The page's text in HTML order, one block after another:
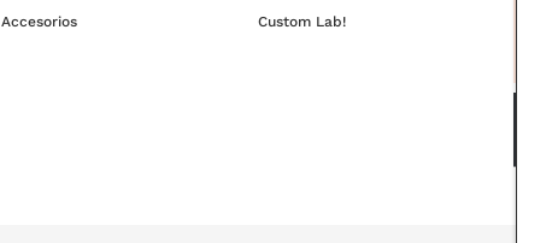
Accesorios
Custom Lab!